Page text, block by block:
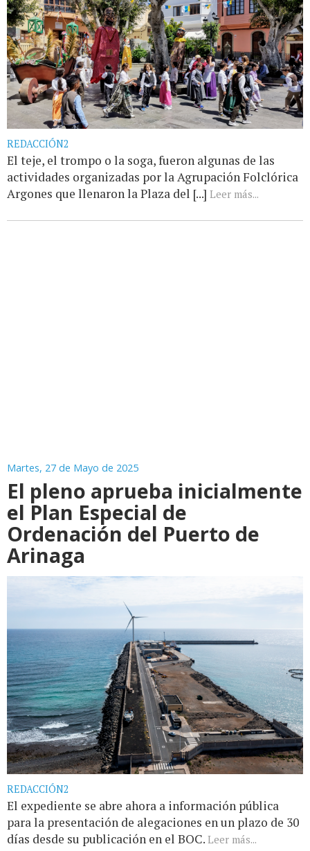
REDACCIÓN2
El teje, el trompo o la soga, fueron algunas de las
actividades organizadas por la Agrupación Folclórica
Argones que llenaron la Plaza del [...] Leer más...
Martes, 27 de Mayo de 2025
El pleno aprueba inicialmente
el Plan Especial de
Ordenación del Puerto de
Arinaga
REDACCIÓN2
El expediente se abre ahora a información pública
para la presentación de alegaciones en un plazo de 30
días desde su publicación en el BOC. Leer más...